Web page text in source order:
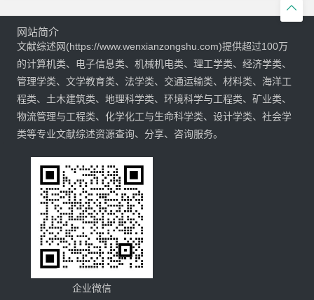

网站简介
文献综述网(https://www.wenxianzongshu.com)提供超过100万
的计算机类、电子信息类、机械机电类、理工学类、经济学类、
管理学类、文学教育类、法学类、交通运输类、材料类、海洋工
程类、土木建筑类、地理科学类、环境科学与工程类、矿业类、
物流管理与工程类、化学化工与生命科学类、设计学类、社会学
类等专业文献综述资源查询、分享、咨询服务。
企业微信